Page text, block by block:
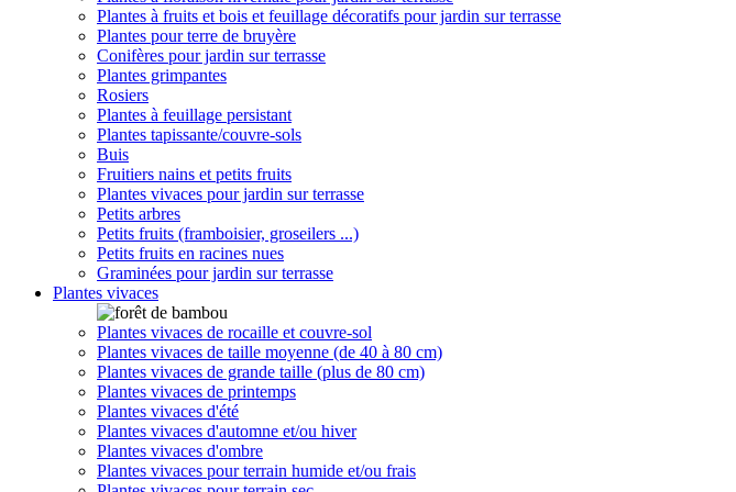
Plantes à fruits et bois et feuillage décoratifs pour jardin sur terrasse
Plantes pour terre de bruyère
Conifères pour jardin sur terrasse
Plantes grimpantes
Rosiers
Plantes à feuillage persistant
Plantes tapissante/couvre-sols
Buis
Fruitiers nains et petits fruits
Plantes vivaces pour jardin sur terrasse
Petits arbres
Petits fruits (framboisier, groseilers ...)
Petits fruits en racines nues
Graminées pour jardin sur terrasse
Plantes vivaces
Plantes vivaces de rocaille et couvre-sol
Plantes vivaces de taille moyenne (de 40 à 80 cm)
Plantes vivaces de grande taille (plus de 80 cm)
Plantes vivaces de printemps
Plantes vivaces d'été
Plantes vivaces d'automne et/ou hiver
Plantes vivaces d'ombre
Plantes vivaces pour terrain humide et/ou frais